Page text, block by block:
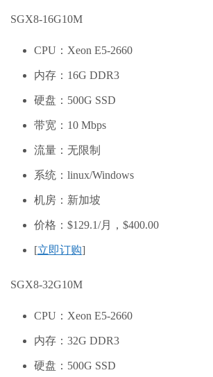
SGX8-16G10M
CPU：Xeon E5-2660
内存：16G DDR3
硬盘：500G SSD
带宽：10 Mbps
流量：无限制
系统：linux/Windows
机房：新加坡
价格：$129.1/月， $400.00
[立即订购]
SGX8-32G10M
CPU：Xeon E5-2660
内存：32G DDR3
硬盘：500G SSD